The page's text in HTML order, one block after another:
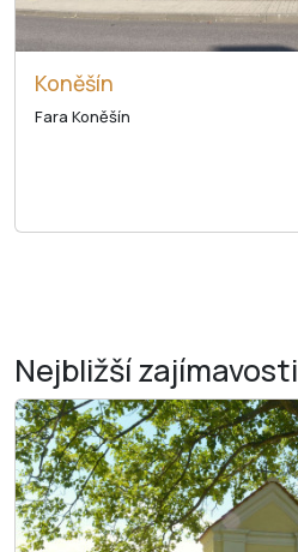
Koněšín
Fara Koněšín
Nejbližšízajímavosti